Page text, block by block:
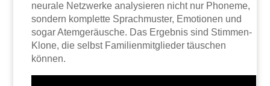
neurale Netzwerke analysieren nicht nur Phoneme,
sondern komplette Sprachmuster, Emotionen und
sogar Atemgeräusche. Das Ergebnis sind Stimmen-
Klone, die selbst Familienmitglieder täuschen
können.